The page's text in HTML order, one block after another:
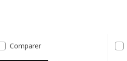
Liste des résultats
Comparer